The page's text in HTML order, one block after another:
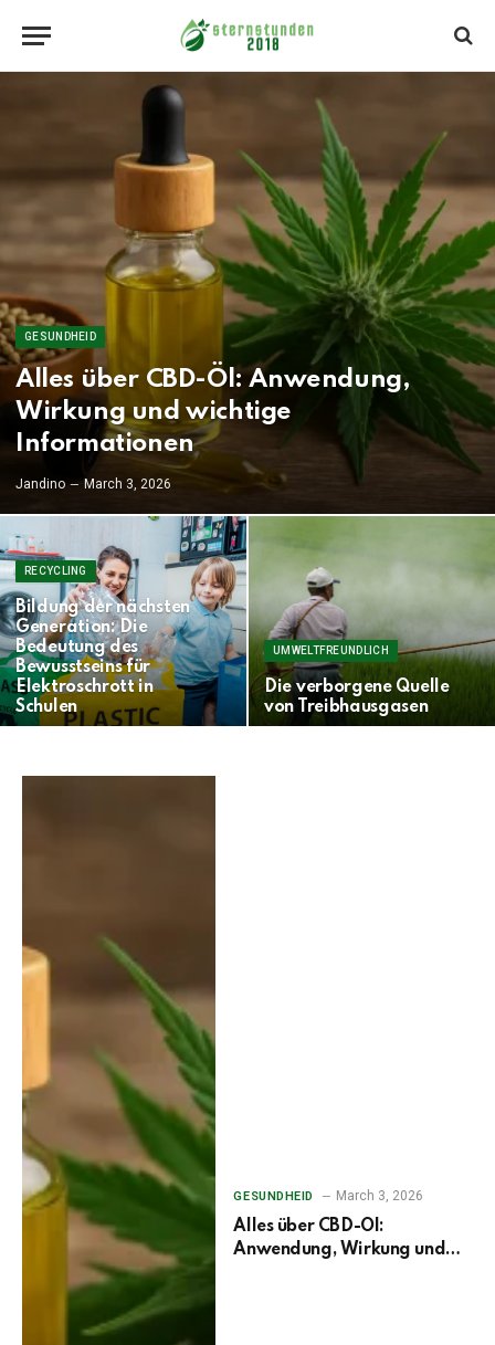
GESUNDHEID
Alles über CBD-Öl: Anwendung,
Wirkung und wichtige
Informationen
Jandino March 3, 2026
RECYCLING
Bildung der nächsten
Generation: Die
Bedeutung des
Bewusstseins für
Elektroschrott in
Schulen
UMWELTFREUNDLICH
Die verborgene Quelle
von Treibhausgasen
GESUNDHEID March 3, 2026
Alles über CBD-Öl:
Anwendung, Wirkung und